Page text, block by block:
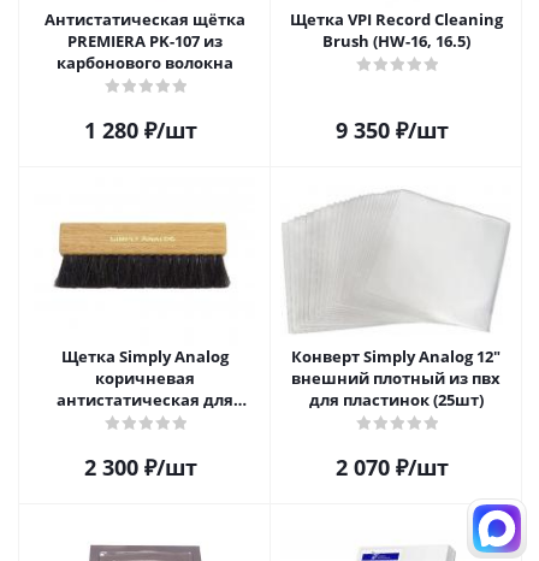
Антистатическая щётка
PREMIERA PK-107 из
карбонового волокна
1 280₽/шт
Щетка VPI Record Cleaning
Brush (HW-16, 16.5)
9 350₽/шт
Щетка Simply Analog
коричневая
антистатическая для
чистки виниловых
2 300₽/шт
Конверт Simply Analog 12"
внешний плотный из пвх
для пластинок (25шт)
2 070₽/шт